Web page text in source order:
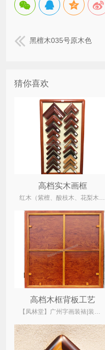
黑檀木035号原木色
猜你喜欢
高档实木画框
红木（紫檀、酸枝木、花梨木、鸡翅木）、菠萝格、柚木、水曲柳木、桐木
高档木框背板工艺
【凤林堂】广州字画装裱|装裱店|裱画|书画装裱|国画装裱